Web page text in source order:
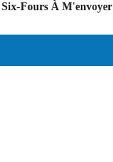
Fours À M'envoyer